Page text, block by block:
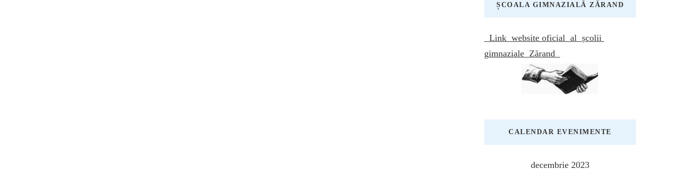
ȘCOALA GIMNAZIALĂ ZĂRAND
Link website oficial al școlii
gimnaziale Zărand
CALENDAR EVENIMENTE
decembrie 2023